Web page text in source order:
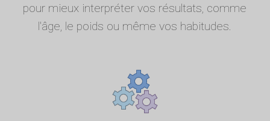
pour mieux interpréter vos résultats, comme
l'âge, le poids ou même vos habitudes.